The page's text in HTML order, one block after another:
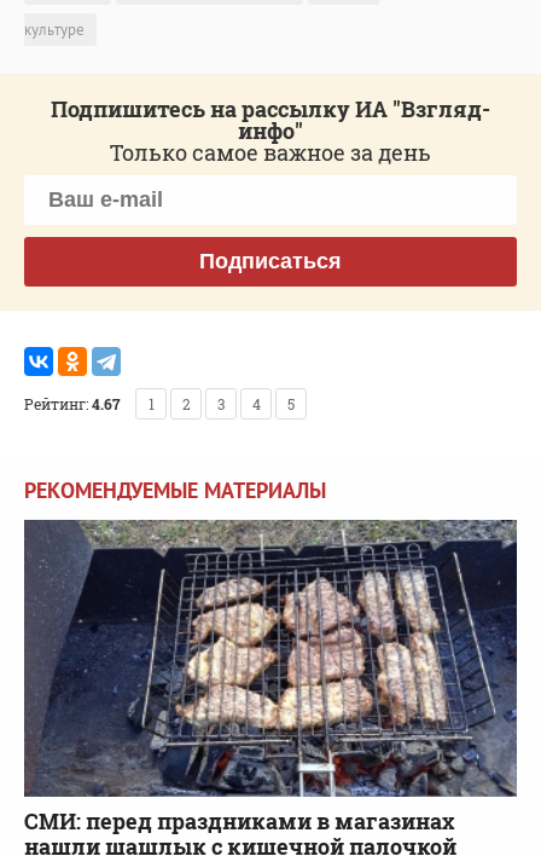
культуре
Подпишитесь на рассылку ИА "Взгляд-
инфо"
Только самое важное за день
Подписаться
Рейтинг:4.67 1 2 3 4 5
РЕКОМЕНДУЕМЫЕ МАТЕРИАЛЫ
СМИ: перед праздниками в магазинах
нашли шашлык с кишечной палочкой